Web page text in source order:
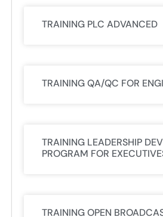
TRAINING PLC ADVANCED
TRAINING QA/QC FOR
TRAINING LEADERSHIP
PROGRAM FOR
TRAINING OPEN